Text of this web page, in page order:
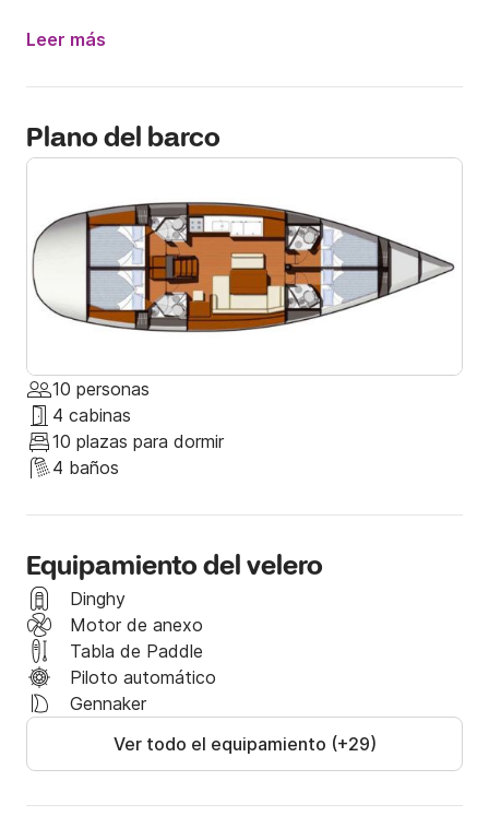
navegación, también hay hélice de proa, piloto
patrón, así que ten en cuenta traer tu licencia de
de texto para conectarte con mi patrón.
Si tiene alguna pregunta, no dude en ponerse en
contacto conmigo.
Leer más
Plano del barco
10 personas
4 cabinas
10 plazas para dormir
4 baños
Equipamiento del velero
Dinghy
Motor de anexo
Tabla de Paddle
Piloto automático
Gennaker
Ver todo el equipamiento (+29)